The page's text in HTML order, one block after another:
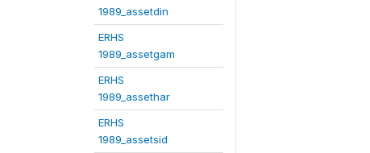
1989_assetdin
ERHS
1989_assetgam
ERHS
1989_assethar
ERHS
1989_assetsid